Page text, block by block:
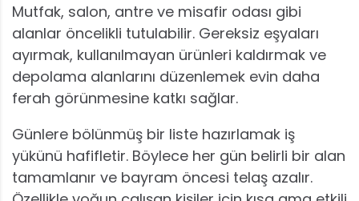
Mutfak, salon, antre ve misafir odası gibi
alanlar öncelikli tutulabilir. Gereksiz eşyaları
ayırmak, kullanılmayan ürünleri kaldırmak ve
depolama alanlarını düzenlemek evin daha
ferah görünmesine katkı sağlar.
Günlere bölünmüş bir liste hazırlamak iş
yükünü hafifletir. Böylece her gün belirli bir alan
tamamlanır ve bayram öncesi telaş azalır.